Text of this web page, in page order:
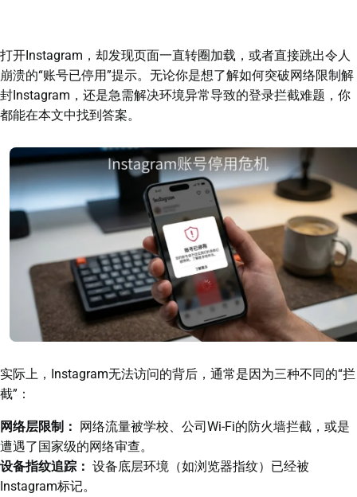
打开Instagram，却发现页面一直转圈加载，或者直接跳出令人
崩溃的“账号已停用”提示。无论你是想了解如何突破网络限制解
封Instagram，还是急需解决环境异常导致的登录拦截难题，你
都能在本文中找到答案。
实际上，Instagram无法访问的背后，通常是因为三种不同的“拦
截”：
网络层限制：
网络流量被学校、公司Wi-Fi的防火墙拦截，或是
遭遇了国家级的网络审查。
设备指纹追踪： 设备底层环境（如浏览器指纹）已经被
Instagram标记。